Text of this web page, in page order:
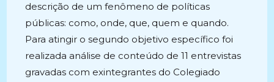
descrição de um fenômeno de políticas
públicas: como, onde, que, quem e quando.
Para atingir o segundo objetivo específico foi
realizada análise de conteúdo de 11 entrevistas
gravadas com exintegrantes do Colegiado